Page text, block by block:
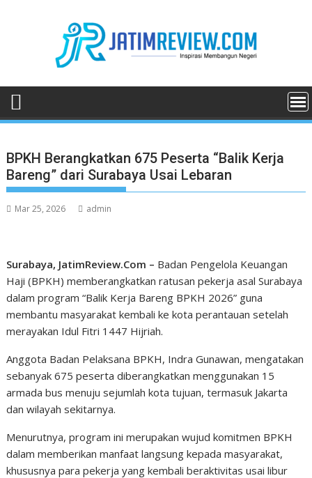
BPKH Berangkatkan 675 Peserta “Balik Kerja
Bareng” dari Surabaya Usai Lebaran
Mar 25, 2026 admin
Surabaya, JatimReview.Com – Badan Pengelola Keuangan
Haji (BPKH) memberangkatkan ratusan pekerja asal Surabaya
dalam program “Balik Kerja Bareng BPKH 2026” guna
membantu masyarakat kembali ke kota perantauan setelah
merayakan Idul Fitri 1447 Hijriah.
Anggota Badan Pelaksana BPKH, Indra Gunawan, mengatakan
sebanyak 675 peserta diberangkatkan menggunakan 15
armada bus menuju sejumlah kota tujuan, termasuk Jakarta
dan wilayah sekitarnya.
Menurutnya, program ini merupakan wujud komitmen BPKH
dalam memberikan manfaat langsung kepada masyarakat,
khususnya para pekerja yang kembali beraktivitas usai libur